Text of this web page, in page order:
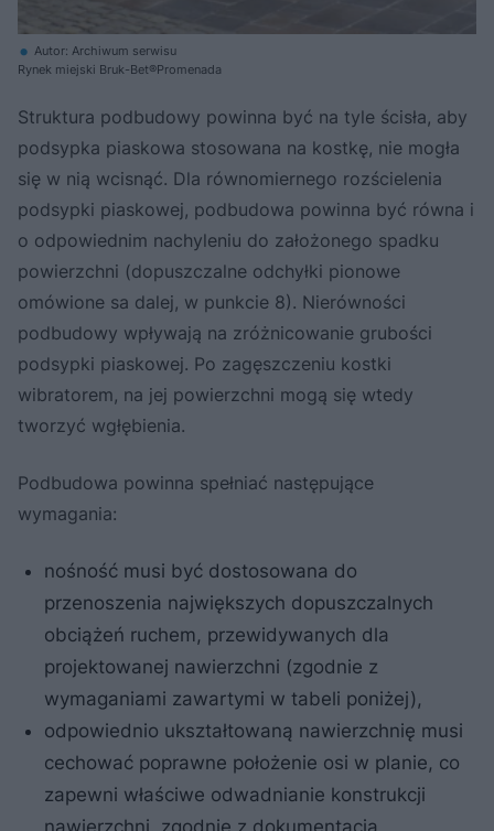
Autor: Archiwum serwisu
Rynek miejski Bruk-Bet®Promenada
Struktura podbudowy powinna być na tyle ścisła, aby
podsypka piaskowa stosowana na kostkę, nie mogła
się w nią wcisnąć. Dla równomiernego rozścielenia
podsypki piaskowej, podbudowa powinna być równa i
o odpowiednim nachyleniu do założonego spadku
powierzchni (dopuszczalne odchyłki pionowe
omówione sa dalej, w punkcie 8). Nierówności
podbudowy wpływają na zróżnicowanie grubości
podsypki piaskowej. Po zagęszczeniu kostki
wibratorem, na jej powierzchni mogą się wtedy
tworzyć wgłębienia.
Podbudowa powinna spełniać następujące
wymagania:
nośność musi być dostosowana do
przenoszenia największych dopuszczalnych
obciążeń ruchem, przewidywanych dla
projektowanej nawierzchni (zgodnie z
wymaganiami zawartymi w tabeli poniżej),
odpowiednio ukształtowaną nawierzchnię musi
cechować poprawne położenie osi w planie, co
zapewni właściwe odwadnianie konstrukcji
nawierzchni, zgodnie z dokumentacją